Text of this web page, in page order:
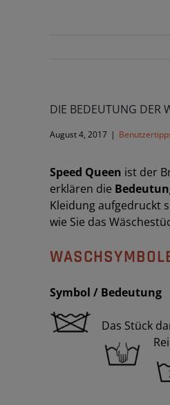
DIE BEDEUTUNG DER
August 4, 2017 |
Speed Queen ist der
erklären die
Kleidung aufgedruckt
wie Sie das
Symbol / Bedeutung
Das Stück